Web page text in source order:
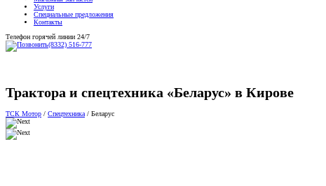
Услуги
Специальные предложения
Контакты
Телефон горячей линии 24/7
(8332) 516-777
Трактора и спецтехника «Беларус» в Кирове
ТСК Мотор / Спецтехника / Беларус